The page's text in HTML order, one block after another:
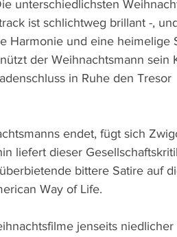
unterschiedlichsten
ist schlichtweg brillant -,
Harmonie und eine heimelige
der Weihnachtsmann sein
in Ruhe den Tresor
endet, fügt sich
liefert dieser
bittere Satire auf
Way of Life.
jenseits niedlicher